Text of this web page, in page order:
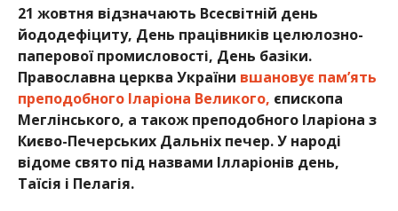
21 жовтня відзначають Всесвітній день
йододефіциту, День працівників целюлозно-
паперової промисловості, День базіки.
Православна церква України вшановує пам’ять
преподобного Іларіона Великого, єпископа
Меглінського, а також преподобного Іларіона з
Києво-Печерських Дальніх печер. У народі
відоме свято під назвами Ілларіонів день,
Таїсія і Пелагія.